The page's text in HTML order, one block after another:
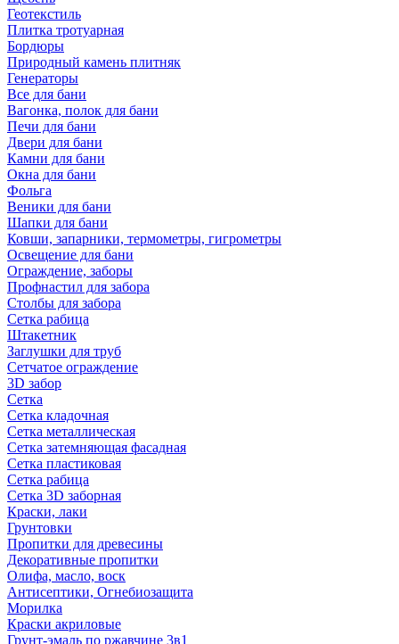
Геотекстиль
Плитка тротуарная
Бордюры
Природный камень плитняк
Генераторы
Все для бани
Вагонка, полок для бани
Печи для бани
Двери для бани
Камни для бани
Окна для бани
Фольга
Веники для бани
Шапки для бани
Ковши, запарники, термометры, гигрометры
Освещение для бани
Ограждение, заборы
Профнастил для забора
Столбы для забора
Сетка рабица
Штакетник
Заглушки для труб
Сетчатое ограждение
3D забор
Сетка
Сетка кладочная
Сетка металлическая
Сетка затемняющая фасадная
Сетка пластиковая
Сетка рабица
Сетка 3D заборная
Краски, лаки
Грунтовки
Пропитки для древесины
Декоративные пропитки
Олифа, масло, воск
Антисептики, Огнебиозащита
Морилка
Краски акриловые
Грунт-эмаль по ржавчине 3в1